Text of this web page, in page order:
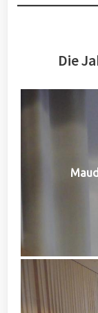
Die